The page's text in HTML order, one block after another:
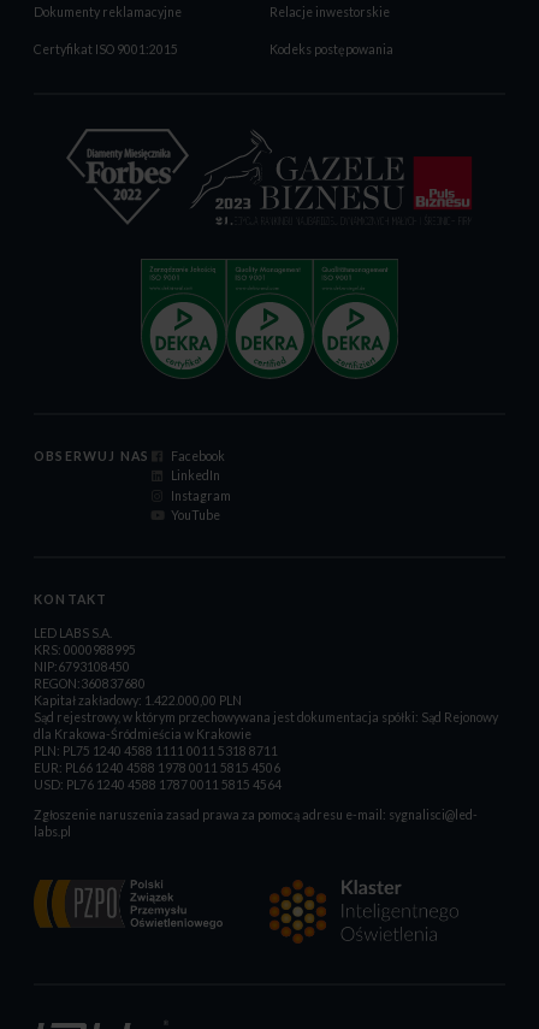
Dokumenty reklamacyjne Relacje inwestorskie
Certyfikat ISO 9001:2015 Kodeks postępowania
OBSERWUJ NAS
Facebook
LinkedIn
Instagram
YouTube
KONTAKT
LED LABS S.A.
KRS: 0000988995
NIP:6793108450
REGON:360837680
Kapitał zakładowy: 1.422.000,00 PLN
Sąd rejestrowy, w którym przechowywana jest dokumentacja spółki: Sąd Rejonowy
dla Krakowa-Śródmieścia w Krakowie
PLN: PL75 1240 4588 1111 0011 5318 8711
EUR: PL66 1240 4588 1978 0011 5815 4506
USD: PL76 1240 4588 1787 0011 5815 4564
Zgłoszenie naruszenia zasad prawa za pomocą adresu e-mail: sygnalisci@led-
labs.pl